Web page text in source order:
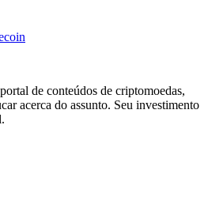
de conteúdos de criptomoedas,
acerca do assunto. Seu investimento